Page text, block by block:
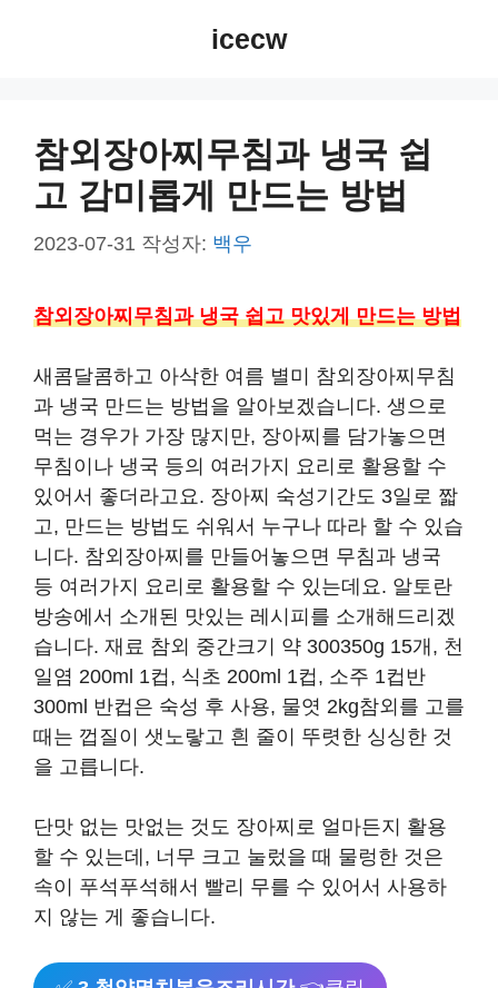
icecw
참외장아찌무침과 냉국 쉽
고 감미롭게 만드는 방법
2023-07-31 작성자: 백우
참외장아찌무침과 냉국 쉽고 맛있게 만드는 방법
새콤달콤하고 아삭한 여름 별미 참외장아찌무침
과 냉국 만드는 방법을 알아보겠습니다. 생으로
먹는 경우가 가장 많지만, 장아찌를 담가놓으면
무침이나 냉국 등의 여러가지 요리로 활용할 수
있어서 좋더라고요. 장아찌 숙성기간도 3일로 짧
고, 만드는 방법도 쉬워서 누구나 따라 할 수 있습
니다. 참외장아찌를 만들어놓으면 무침과 냉국
등 여러가지 요리로 활용할 수 있는데요. 알토란
방송에서 소개된 맛있는 레시피를 소개해드리겠
습니다. 재료 참외 중간크기 약 300350g 15개, 천
일염 200ml 1컵, 식초 200ml 1컵, 소주 1컵반
300ml 반컵은 숙성 후 사용, 물엿 2kg참외를 고를
때는 껍질이 샛노랗고 흰 줄이 뚜렷한 싱싱한 것
을 고릅니다.
단맛 없는 맛없는 것도 장아찌로 얼마든지 활용
할 수 있는데, 너무 크고 눌렀을 때 물렁한 것은
속이 푸석푸석해서 빨리 무를 수 있어서 사용하
지 않는 게 좋습니다.